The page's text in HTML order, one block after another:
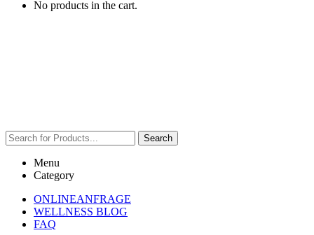
No products in the cart.
Search
Menu
Category
ONLINEANFRAGE
WELLNESS BLOG
FAQ